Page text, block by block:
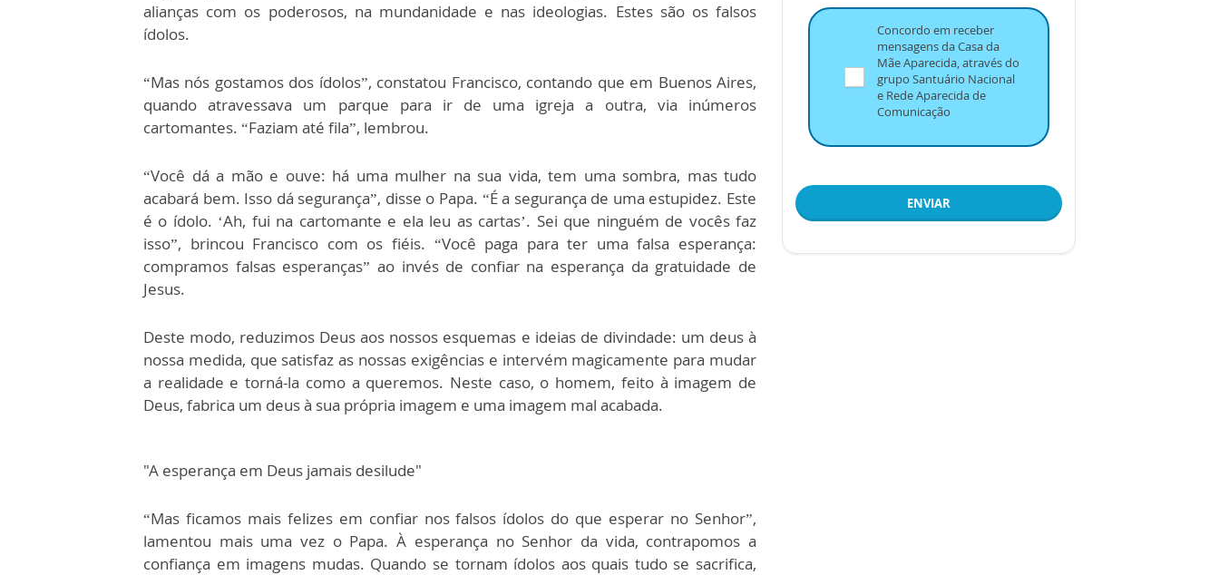
alianças com os poderosos, na mundanidade e nas ideologias. Estes são os falsos
ídolos.
“Mas nós gostamos dos ídolos”, constatou Francisco, contando que em Buenos Aires,
quando atravessava um parque para ir de uma igreja a outra, via inúmeros
cartomantes. “Faziam até fila”, lembrou.
“Você dá a mão e ouve: há uma mulher na sua vida, tem uma sombra, mas tudo
acabará bem. Isso dá segurança”, disse o Papa. “É a segurança de uma estupidez. Este
é o ídolo. ‘Ah, fui na cartomante e ela leu as cartas’. Sei que ninguém de vocês faz
isso”, brincou Francisco com os fiéis. “Você paga para ter uma falsa esperança:
compramos falsas esperanças” ao invés de confiar na esperança da gratuidade de
Jesus.
Deste modo, reduzimos Deus aos nossos esquemas e ideias de divindade: um deus à
nossa medida, que satisfaz as nossas exigências e intervém magicamente para mudar
a realidade e torná-la como a queremos. Neste caso, o homem, feito à imagem de
Deus, fabrica um deus à sua própria imagem e uma imagem mal acabada.
"A esperança em Deus jamais desilude"
“Mas ficamos mais felizes em confiar nos falsos ídolos do que esperar no Senhor”,
lamentou mais uma vez o Papa. À esperança no Senhor da vida, contrapomos a
confiança em imagens mudas. Quando se tornam ídolos aos quais tudo se sacrifica,
Concordo em receber
mensagens da Casa da
Mãe Aparecida, através do
grupo Santuário Nacional
e Rede Aparecida de
Comunicação
ENVIAR